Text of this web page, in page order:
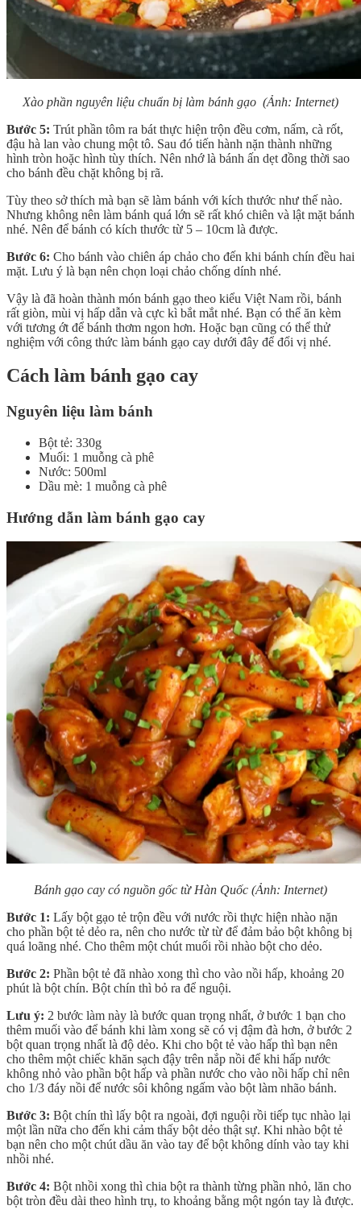
Xào phần nguyên liệu chuẩn bị làm bánh gạo (Ảnh: Internet)
Bước 5: Trút phần tôm ra bát thực hiện trộn đều cơm, nấm, cà rốt,
đậu hà lan vào chung một tô. Sau đó tiến hành nặn thành những
hình tròn hoặc hình tùy thích. Nên nhớ là bánh ấn dẹt đồng thời sao
cho bánh đều chặt không bị rã.
Tùy theo sở thích mà bạn sẽ làm bánh với kích thước như thế nào.
Nhưng không nên làm bánh quá lớn sẽ rất khó chiên và lật mặt bánh
nhé. Nên để bánh có kích thước từ 5 – 10cm là được.
Bước 6: Cho bánh vào chiên áp chảo cho đến khi bánh chín đều hai
mặt. Lưu ý là bạn nên chọn loại chảo chống dính nhé.
Vậy là đã hoàn thành món bánh gạo theo kiểu Việt Nam rồi, bánh
rất giòn, mùi vị hấp dẫn và cực kì bắt mắt nhé. Bạn có thể ăn kèm
với tương ớt để bánh thơm ngon hơn. Hoặc bạn cũng có thể thử
nghiệm với công thức làm bánh gạo cay dưới đây để đổi vị nhé.
Cách làm bánh gạo cay
Nguyên liệu làm bánh
Bột tẻ: 330g
Muối: 1 muỗng cà phê
Nước: 500ml
Dầu mè: 1 muỗng cà phê
Hướng dẫn làm bánh gạo cay
Bánh gạo cay có nguồn gốc từ Hàn Quốc (Ảnh: Internet)
Bước 1: Lấy bột gạo tẻ trộn đều với nước rồi thực hiện nhào nặn
cho phần bột tẻ dẻo ra, nên cho nước từ từ để đảm bảo bột không bị
quá loãng nhé. Cho thêm một chút muối rồi nhào bột cho dẻo.
Bước 2: Phần bột tẻ đã nhào xong thì cho vào nồi hấp, khoảng 20
phút là bột chín. Bột chín thì bỏ ra để nguội.
Lưu ý: 2 bước làm này là bước quan trọng nhất, ở bước 1 bạn cho
thêm muối vào để bánh khi làm xong sẽ có vị đậm đà hơn, ở bước 2
bột quan trọng nhất là độ dẻo. Khi cho bột tẻ vào hấp thì bạn nên
cho thêm một chiếc khăn sạch đậy trên nắp nồi để khi hấp nước
không nhỏ vào phần bột hấp và phần nước cho vào nồi hấp chỉ nên
cho 1/3 đáy nồi để nước sôi không ngấm vào bột làm nhão bánh.
Bước 3: Bột chín thì lấy bột ra ngoài, đợi nguội rồi tiếp tục nhào lại
một lần nữa cho đến khi cảm thấy bột dẻo thật sự. Khi nhào bột tẻ
bạn nên cho một chút dầu ăn vào tay để bột không dính vào tay khi
nhồi nhé.
Bước 4: Bột nhồi xong thì chia bột ra thành từng phần nhỏ, lăn cho
bột tròn đều dài theo hình trụ, to khoảng bằng một ngón tay là được.